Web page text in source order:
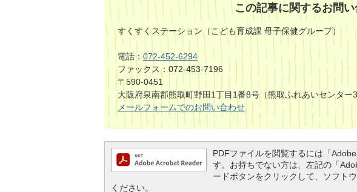
この記事に関するお問
すくすくステーション（こども育成課 母子保健グループ）
電話： 072-452-6294
ファックス：072-453-7196
〒590-0451
大阪府泉南郡熊取町野田1丁目1番8号（熊取ふれあいセンター
メールフォームでのお問い合わせ
PDFファイルを閲覧するには「
す。お持ちでない方は、左記の「
ードボタンをクリックして、ソフト
ください。